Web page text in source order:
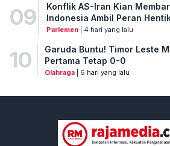
09
Konflik AS-Iran Kian
Indonesia Ambil Peran
Parlemen| 4 hari yang lalu
10
Garuda Buntu! Timor Leste
Pertama Tetap 0-0
Olahraga| 6 hari yang lalu